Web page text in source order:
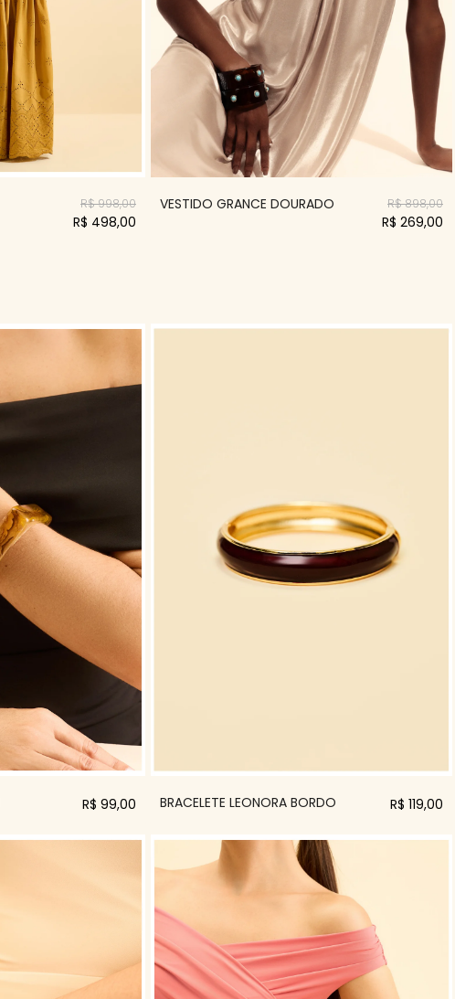
R$ 998,00
R$ 498,00
VESTIDO GRANCE DOURADO R$ 898,00
R$ 269,00
R$ 99,00 BRACELETE LEONORA BORDO R$ 119,00